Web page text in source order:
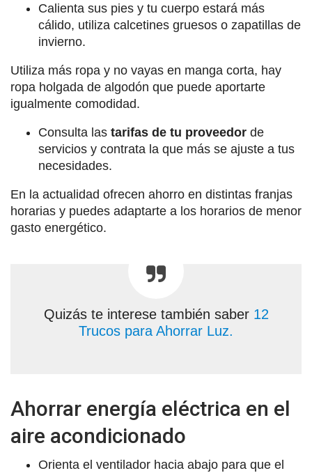
Calienta sus pies y tu cuerpo estará más
cálido, utiliza calcetines gruesos o zapatillas de
invierno.
Utiliza más ropa y no vayas en manga corta, hay
ropa holgada de algodón que puede aportarte
igualmente comodidad.
Consulta las tarifas de tu proveedor de
servicios y contrata la que más se ajuste a tus
necesidades.
En la actualidad ofrecen ahorro en distintas franjas
horarias y puedes adaptarte a los horarios de menor
gasto energético.
Quizás te interese también saber 12
Trucos para Ahorrar Luz.
Ahorrar energía eléctrica en el
aire acondicionado
Orienta el ventilador hacia abajo para que el